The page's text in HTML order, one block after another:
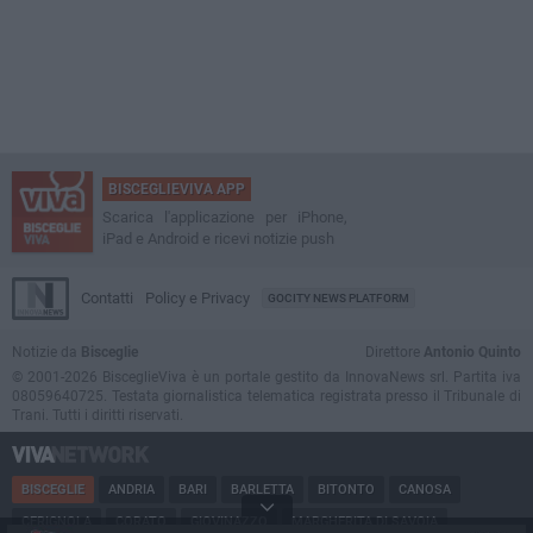
BISCEGLIEVIVA APP
Scarica l'applicazione per iPhone,
iPad e Android e ricevi notizie push
Contatti Policy e Privacy GOCITY NEWS PLATFORM
Notizie da Bisceglie Direttore Antonio Quinto
© 2001-2026 BisceglieViva è un portale gestito da InnovaNews srl. Partita iva
08059640725. Testata giornalistica telematica registrata presso il Tribunale di
Trani. Tutti i diritti riservati.
BISCEGLIE ANDRIA BARI BARLETTA BITONTO CANOSA
CERIGNOLA CORATO GIOVINAZZO MARGHERITA DI SAVOIA